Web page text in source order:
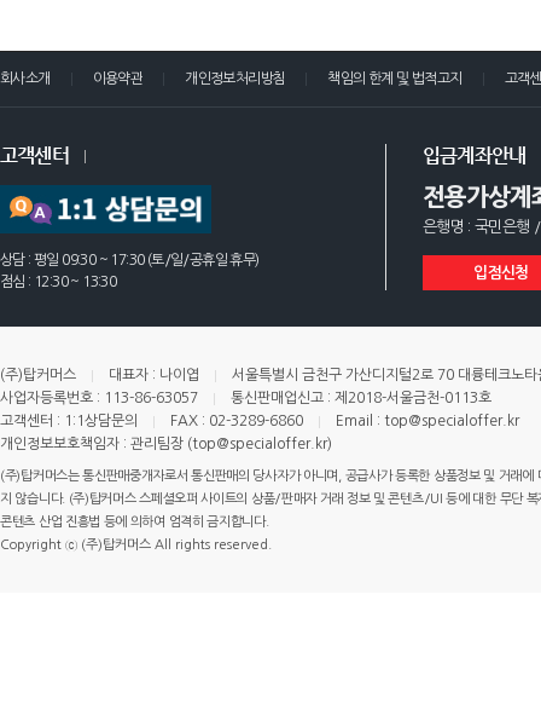
회사소개 이용약관 개인정보처리방침 책임의 한계 및 법적고지 고객
고객센터
상담 : 평일 09:30 ~ 17:30 (토/일/공휴일 휴무)
점심 : 12:30 ~ 13:30
입금계좌안내
전용가상계
은행명 : 국민은행
입점신청
(주)탑커머스 대표자 : 나이엽
서울특별시 금천구 가산디지털2로 70 대륭테크노
사업자등록번호 : 113-86-63057
통신판매업신고 : 제2018-서울금천-0113호
고객센터 : 1:1상담문의
FAX : 02-3289-6860
Email : top@specialoffer.kr
개인정보보호책임자 : 관리팀장 (top@specialoffer.kr)
(주)탑커머스는 통신판매중개자로서 통신판매의 당사자가 아니며, 공급사가 등록한 상품정보 및 거래
지 않습니다. (주)탑커머스 스페셜오퍼 사이트의 상품/판매자 거래 정보 및 콘텐츠/UI 등에 대한 무단
콘텐츠 산업 진흥법 등에 의하여 엄격히 금지합니다.
Copyright ⓒ (주)탑커머스 All rights reserved.